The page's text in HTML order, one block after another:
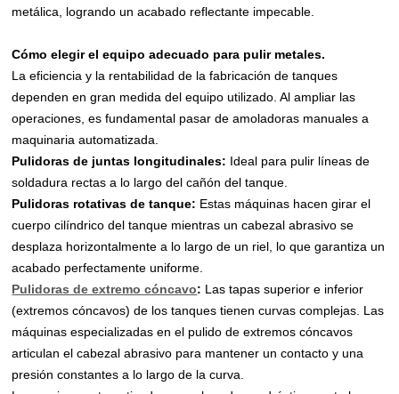
metálica, logrando un acabado reflectante impecable.
Cómo elegir el equipo adecuado para pulir metales.
La eficiencia y la rentabilidad de la fabricación de tanques
dependen en gran medida del equipo utilizado. Al ampliar las
operaciones, es fundamental pasar de amoladoras manuales a
maquinaria automatizada.
Pulidoras de juntas longitudinales: Ideal para pulir líneas de
soldadura rectas a lo largo del cañón del tanque.
Pulidoras rotativas de tanque: Estas máquinas hacen girar el
cuerpo cilíndrico del tanque mientras un cabezal abrasivo se
desplaza horizontalmente a lo largo de un riel, lo que garantiza un
acabado perfectamente uniforme.
Pulidoras de extremo cóncavo: Las tapas superior e inferior
(extremos cóncavos) de los tanques tienen curvas complejas. Las
máquinas especializadas en el pulido de extremos cóncavos
articulan el cabezal abrasivo para mantener un contacto y una
presión constantes a lo largo de la curva.